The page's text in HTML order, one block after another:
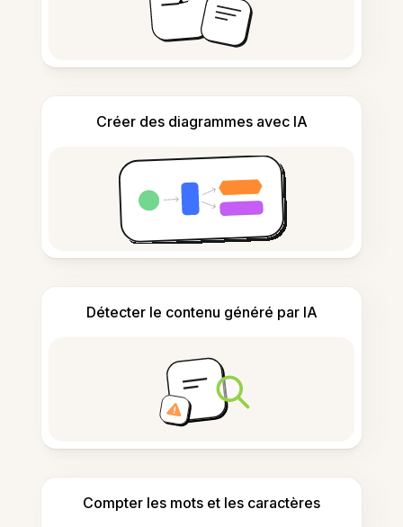
Créer des diagrammes avec IA
Détecter le contenu généré par IA
Compter les mots et les caractères